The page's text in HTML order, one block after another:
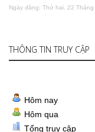
Ngày đăng: Thứ hai, 22 Tháng
THÔNG TIN TRUY CẬP
Hôm nay
Hôm qua
Tổng truy cập